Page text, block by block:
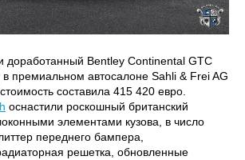
доработанный Bentley Continental GTC
премиальном автосалоне Sahli & Frei AG
составила 415 420 евро.
оснастили роскошный британский
элементами кузова, в число
переднего бампера,
решетка, обновленные